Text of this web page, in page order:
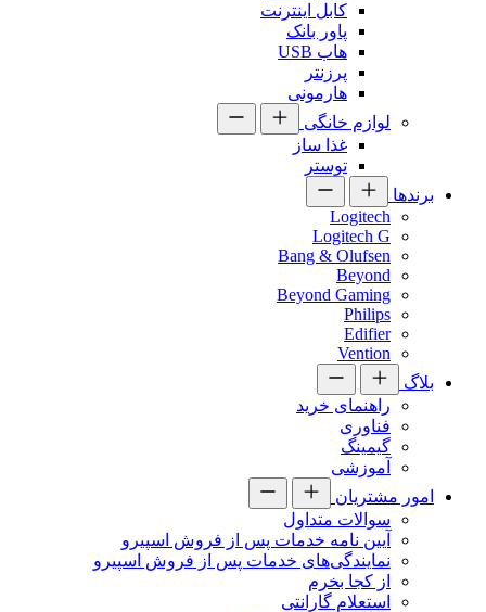
کابل اینترنت
پاور بانک
هاب USB
پرزنتر
هارمونی
لوازم خانگی
غذا ساز
توستر
برندها
Logitech
Logitech G
Bang & Olufsen
Beyond
Beyond Gaming
Philips
Edifier
Vention
بلاگ
راهنمای خرید
فناوری
گیمینگ
آموزشی
امور مشتریان
سوالات متداول
آیین نامه خدمات پس از فروش اسپیرو
نمایندگی‌های خدمات پس از فروش اسپیرو
از کجا بخرم
استعلام گارانتی